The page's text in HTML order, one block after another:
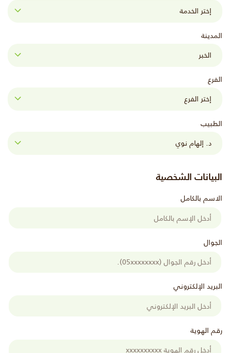
المدينة
الفرع
الطبيب
البيانات الشخصية
الاسم بالكامل
الجوال
البريد الإلكتروني
رقم الهوية